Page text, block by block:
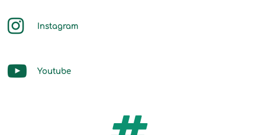
Instagram
Youtube